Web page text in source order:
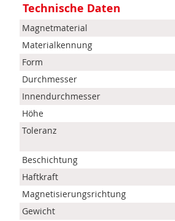
Technische Daten
Magnetmaterial
Materialkennung
Form
Durchmesser
Innendurchmesser
Höhe
Toleranz
Beschichtung
Haftkraft
Magnetisierungsrichtung
Gewicht